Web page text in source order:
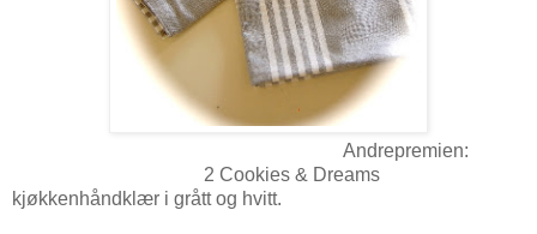
Andrepremien:
2 Cookies & Dreams
kjøkkenhåndklær i grått og hvitt.